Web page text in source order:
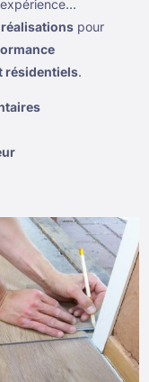
pour
résidentiels.